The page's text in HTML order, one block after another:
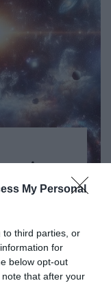
My Personal
to third parties, or
for
below opt-out
that after your
is
egyidősek
az